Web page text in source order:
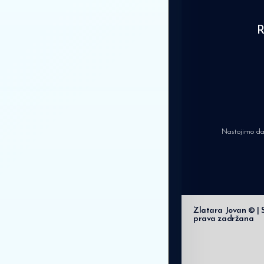
Nastojimo
Zlatara Jovan © |
prava zadržana